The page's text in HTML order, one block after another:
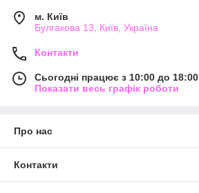
м. Київ
Булгакова 13, Київ, Україна
Контакти
Сьогодні працює з 10:00 до 18:00
Показати весь графік роботи
Про нас
Контакти